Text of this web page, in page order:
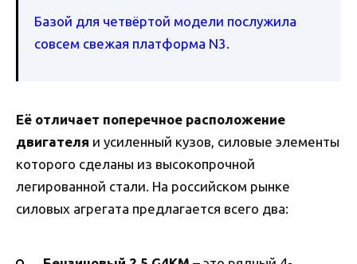
Базой для четвёртой модели послужила
совсем свежая платформа N3.
Её отличает поперечное расположение
двигателя и усиленный кузов, силовые элементы
которого сделаны из высокопрочной
легированной стали. На российском рынке
силовых агрегата предлагается всего два: